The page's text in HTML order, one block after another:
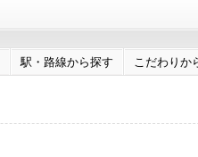
駅・路線から探す こだわりか